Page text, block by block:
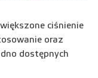
ciśnienie
oraz
dostępnych